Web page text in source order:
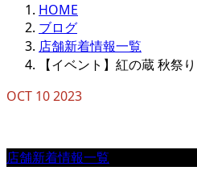
HOME
ブログ
店舗新着情報一覧
【イベント】紅の蔵 秋祭り
OCT 102023
店舗新着情報一覧